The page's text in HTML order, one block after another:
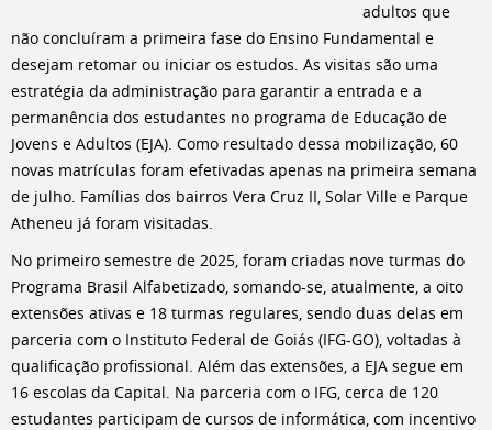
adultos que
não concluíram a primeira fase do Ensino Fundamental e
desejam retomar ou iniciar os estudos. As visitas são uma
estratégia da administração para garantir a entrada e a
permanência dos estudantes no programa de Educação de
Jovens e Adultos (EJA). Como resultado dessa mobilização, 60
novas matrículas foram efetivadas apenas na primeira semana
de julho. Famílias dos bairros Vera Cruz II, Solar Ville e Parque
Atheneu já foram visitadas.
No primeiro semestre de 2025, foram criadas nove turmas do
Programa Brasil Alfabetizado, somando-se, atualmente, a oito
extensões ativas e 18 turmas regulares, sendo duas delas em
parceria com o Instituto Federal de Goiás (IFG-GO), voltadas à
qualificação profissional. Além das extensões, a EJA segue em
16 escolas da Capital. Na parceria com o IFG, cerca de 120
estudantes participam de cursos de informática, com incentivo